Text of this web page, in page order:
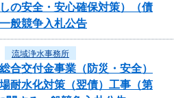
の安全・安心確保対策）（債
般競争入札公告
流域浄水事務所
交付金事業（防災・安全）
耐水化対策（翌債）工事（第